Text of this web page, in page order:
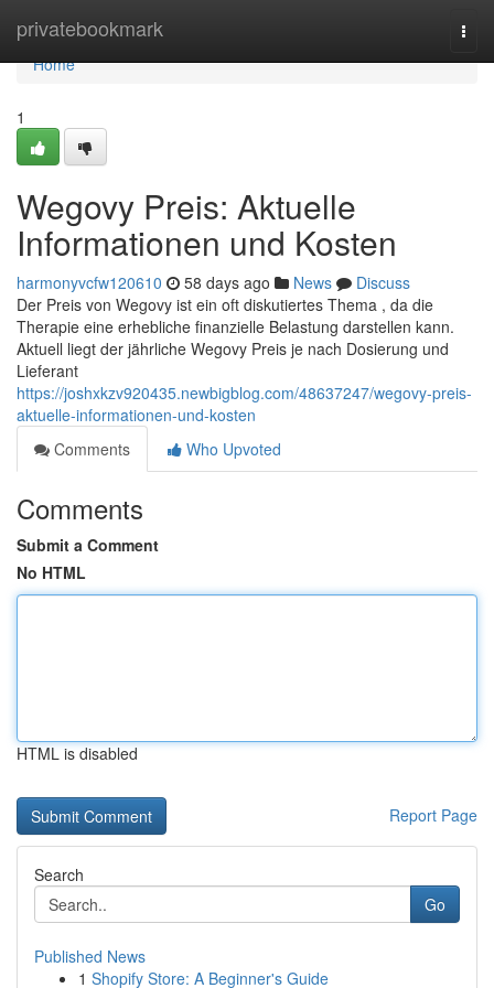
privatebookmark
Home
Home
1
Wegovy Preis: Aktuelle
Informationen und Kosten
harmonyvcfw120610 58 days ago News
Discuss
Der Preis von Wegovy ist ein oft diskutiertes Thema , da die
Therapie eine erhebliche finanzielle Belastung darstellen kann.
Aktuell liegt der jährliche Wegovy Preis je nach Dosierung und
Lieferant
https://joshxkzv920435.newbigblog.com/48637247/wegovy-preis-
aktuelle-informationen-und-kosten
Comments
Who Upvoted
Comments
Submit a Comment
No HTML
HTML is disabled
Report Page
Search
Go
Published News
1 Shopify Store: A Beginner's Guide